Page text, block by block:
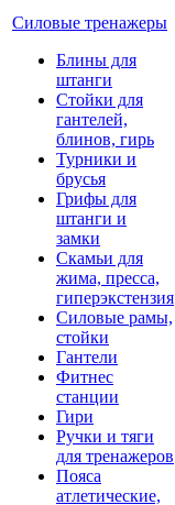
Силовые тренажеры
Блины для
штанги
Стойки для
гантелей,
блинов, гирь
Турники и
брусья
Грифы для
штанги и
замки
Скамьи для
жима, пресса,
гиперэкстензия
Силовые рамы,
стойки
Гантели
Фитнес
станции
Гири
Ручки и тяги
для тренажеров
Пояса
атлетические,